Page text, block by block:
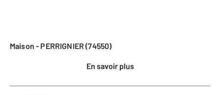
Maison - PERRIGNIER (74550)
En savoir plus